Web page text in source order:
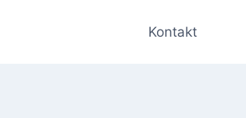
Kontakt